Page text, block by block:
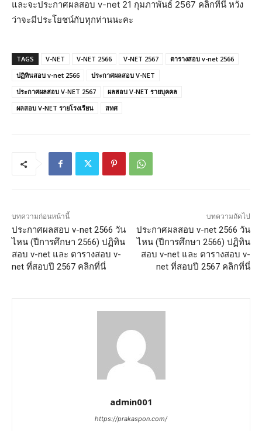
และจะประกาศผลสอบ v-net 21 กุมภาพันธ์ 2567 คลิกที่นี่ หวัง
ว่าจะมีประโยชน์กับทุกท่านนะคะ
TAGS V-NET V-NET 2566 V-NET 2567
ตารางสอบ v-net 2566
ปฏิทินสอบ v-net 2566
ประกาศผลสอบ V-NET
ประกาศผลสอบ V-NET 2567
ผลสอบ V-NET รายบุคคล
ผลสอบ V-NET รายโรงเรียน
สทศ
บทความก่อนหน้านี้
ประกาศผลสอบ v-net 2566 วัน
ไหน (ปีการศึกษา 2566) ปฏิทิน
สอบ v-net และ ตารางสอบ v-
net ที่สอบปี 2567 คลิกที่นี่
บทความถัดไป
ประกาศผลสอบ v-net 2566 วัน
ไหน (ปีการศึกษา 2566) ปฏิทิน
สอบ v-net และ ตารางสอบ v-
net ที่สอบปี 2567 คลิกที่นี่
admin001
https://prakaspon.com/